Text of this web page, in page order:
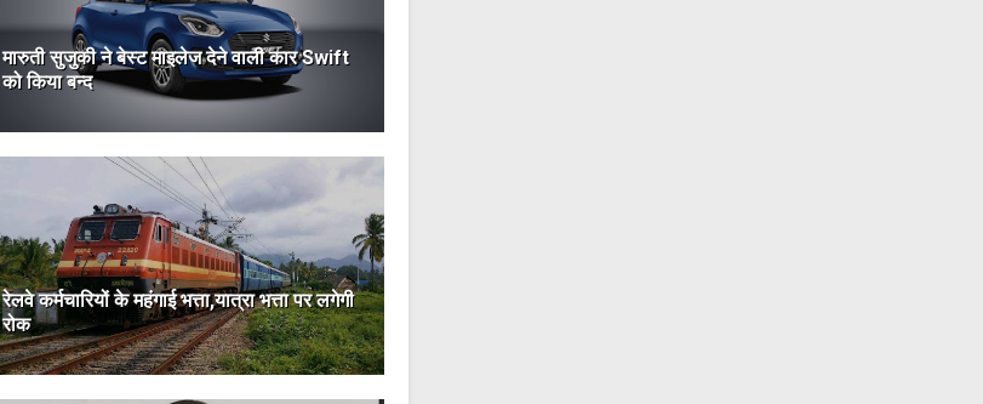
मारुती सुजुकी ने बेस्ट माइलेज देने वाली कार Swift
को किया बन्द
रेलवे कर्मचारियों के महंगाई भत्ता,यात्रा भत्ता पर लगेगी
रोक